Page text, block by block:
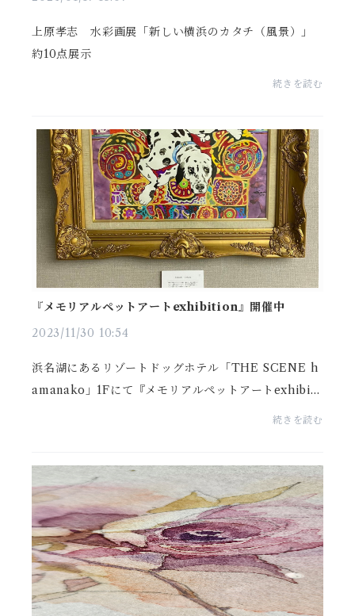
上原孝志 水彩画展「新しい横浜のカタチ（風景）」
約10点展示
続きを読む
『メモリアルペットアートexhibition』開催中
2023/11/30 10:54
浜名湖にあるリゾートドッグホテル「THE SCENE h
amanako」1Fにて『メモリアルペットアートexhibiti
on』が開催されていてます。10数名の参加者の中に入
続きを読む